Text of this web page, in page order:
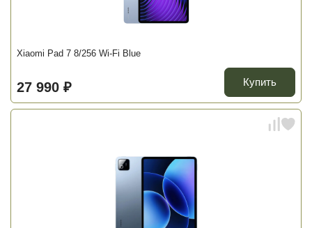
Xiaomi Pad 7 8/256 Wi-Fi Blue
27 990 ₽ Купить